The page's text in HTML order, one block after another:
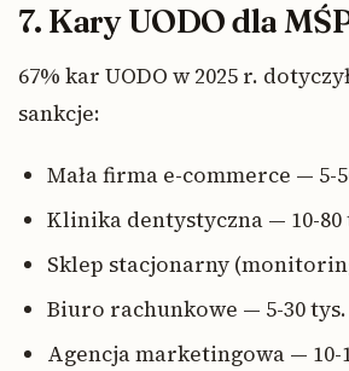
7. Kary UODO dla
67% kar UODO w 2025 r.
sankcje:
Mała firma e-commerce — 5-
Klinika dentystyczna — 10-80
Sklep stacjonarny
Biuro rachunkowe — 5-30 tys.
Agencja marketingowa — 10-